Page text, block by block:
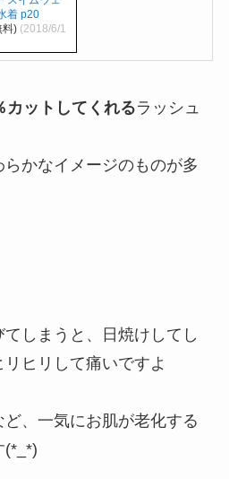
着 p20
料) (2018/6/1
カットしてくれるラッシュ
かなイメージのものが多
しまうと、日焼けしてし
ヒリして痛いですよ
、一気にお肌が老化する
(*_*)